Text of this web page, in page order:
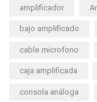
amplificador
bajo amplificado
cable microfono
caja amplificada
consola análoga